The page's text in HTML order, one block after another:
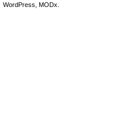
WordPress, MODx.